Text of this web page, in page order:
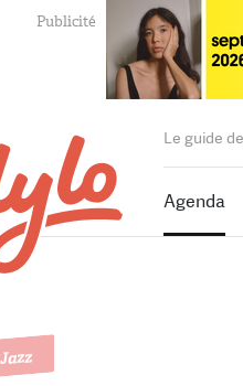
Le guide
Agenda
Jazz